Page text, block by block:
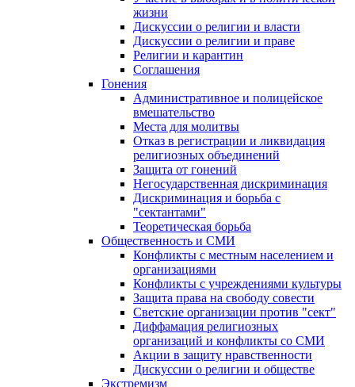
жизни
Дискуссии о религии и власти
Дискуссии о религии и праве
Религии и карантин
Соглашения
Гонения
Административное и полицейское
вмешательство
Места для молитвы
Отказ в регистрации и ликвидация
религиозных объединений
Защита от гонений
Негосударственная дискриминация
Дискриминация и борьба с
"сектантами"
Теоретическая борьба
Общественность и СМИ
Конфликты с местным населением и
организациями
Конфликты с учреждениями культуры
Защита права на свободу совести
Светские организации против "сект"
Диффамация религиозных
организаций и конфликты со СМИ
Акции в защиту нравственности
Дискуссии о религии и обществе
Экстремизм